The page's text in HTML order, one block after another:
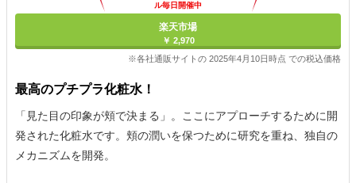
ル毎日開催中
楽天市場
￥ 2,970
※各社通販サイトの 2025年4月10日時点 での税込価格
最高のプチプラ化粧水！
「見た目の印象が頬で決まる」。ここにアプローチするために開
発された化粧水です。頬の潤いを保つために研究を重ね、独自の
メカニズムを開発。